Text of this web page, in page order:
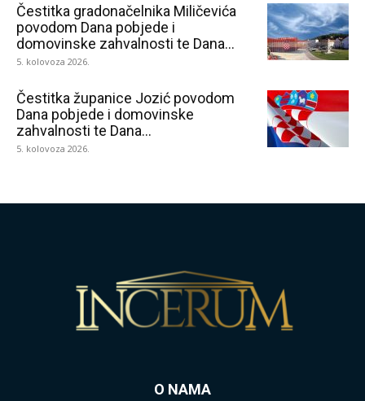
Čestitka gradonačelnika Miličevića
povodom Dana pobjede i
domovinske zahvalnosti te Dana...
5. kolovoza 2026.
Čestitka županice Jozić povodom
Dana pobjede i domovinske
zahvalnosti te Dana...
5. kolovoza 2026.
O NAMA